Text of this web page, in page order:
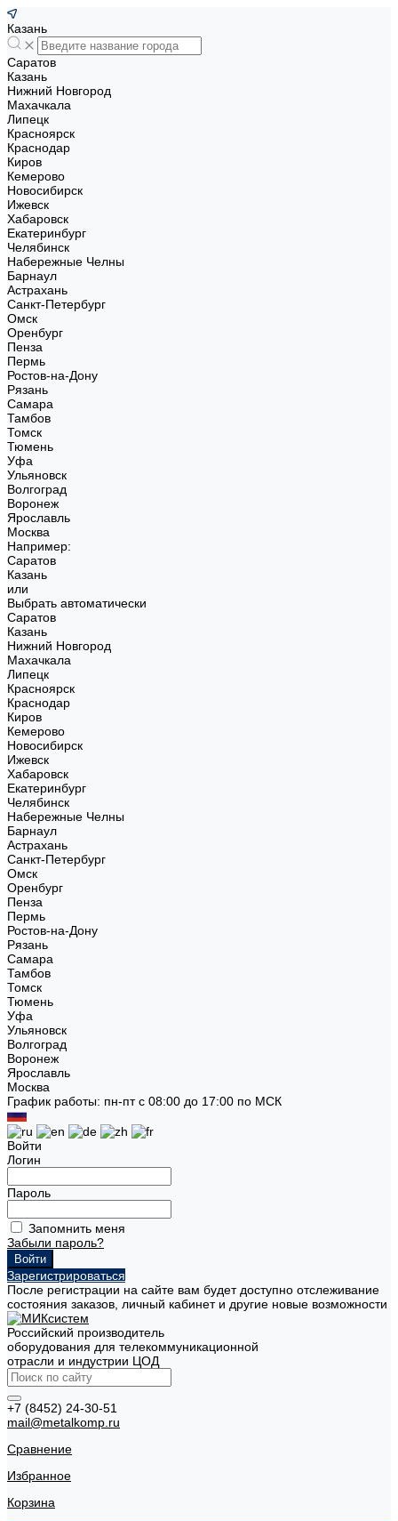
Казань
Саратов
Казань
Нижний Новгород
Махачкала
Липецк
Красноярск
Краснодар
Киров
Кемерово
Новосибирск
Ижевск
Хабаровск
Екатеринбург
Челябинск
Набережные Челны
Барнаул
Астрахань
Санкт-Петербург
Омск
Оренбург
Пенза
Пермь
Ростов-на-Дону
Рязань
Самара
Тамбов
Томск
Тюмень
Уфа
Ульяновск
Волгоград
Воронеж
Ярославль
Москва
Например:
Саратов
Казань
или
Выбрать автоматически
Саратов
Казань
Нижний Новгород
Махачкала
Липецк
Красноярск
Краснодар
Киров
Кемерово
Новосибирск
Ижевск
Хабаровск
Екатеринбург
Челябинск
Набережные Челны
Барнаул
Астрахань
Санкт-Петербург
Омск
Оренбург
Пенза
Пермь
Ростов-на-Дону
Рязань
Самара
Тамбов
Томск
Тюмень
Уфа
Ульяновск
Волгоград
Воронеж
Ярославль
Москва
График работы: пн-пт с 08:00 до 17:00 по МСК
Войти
Логин
Пароль
Запомнить меня
Забыли пароль?
Зарегистрироваться
После регистрации на сайте вам будет доступно отслеживание
состояния заказов, личный кабинет и другие новые возможности
Российский производитель
оборудования для телекоммуникационной
отрасли и индустрии ЦОД
+7 (8452) 24-30-51
mail@metalkomp.ru
Сравнение
Избранное
Корзина